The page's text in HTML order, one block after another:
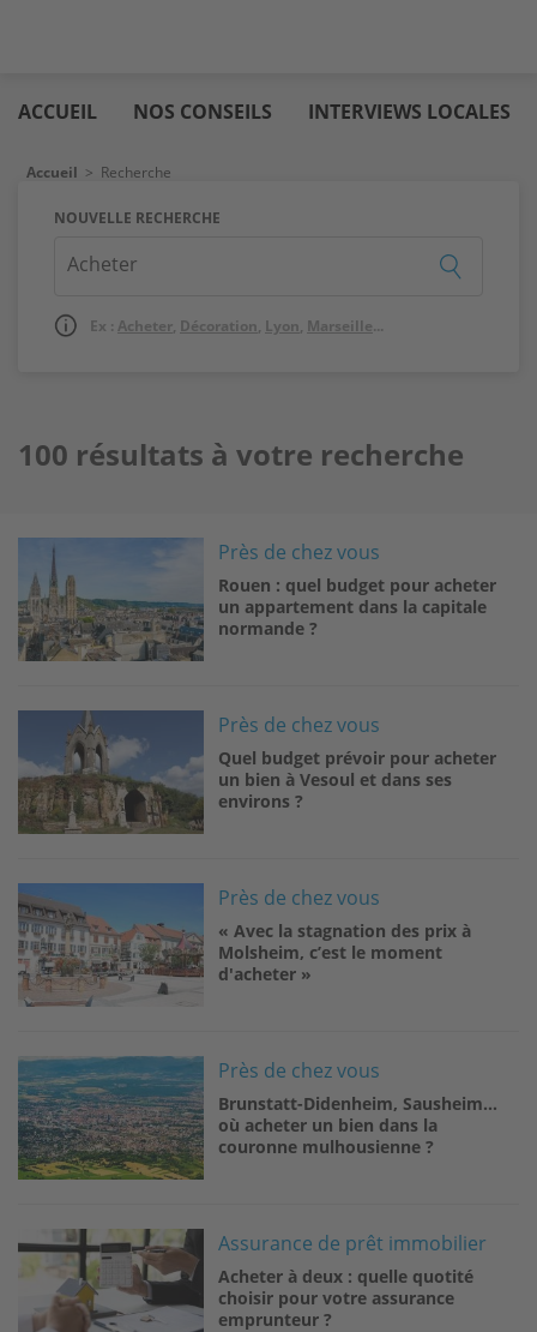
au
contenu
immo
ACCUEIL NOS CONSEILS INTERVIEWS LOCALES
Fil d'Ariane
Accueil > Recherche
NOUVELLE RECHERCHE
Ex : Acheter, Décoration, Lyon, Marseille...
100 résultats à votre recherche
Image Près de chez vous
Rouen : quel budget pour acheter
un appartement dans la capitale
normande ?
Près de chez vous
Quel budget prévoir pour acheter
un bien à Vesoul et dans ses
environs ?
Image Près de chez vous
« Avec la stagnation des prix à
Molsheim, c’est le moment
d'acheter »
Image Près de chez vous
Brunstatt-Didenheim, Sausheim…
où acheter un bien dans la
couronne mulhousienne ?
Image Assurance de prêt immobilier
Acheter à deux : quelle quotité
choisir pour votre assurance
emprunteur ?